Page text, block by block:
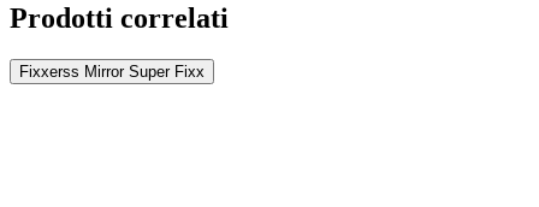
Prodotti correlati
Fixxerss Mirror Super Fixx